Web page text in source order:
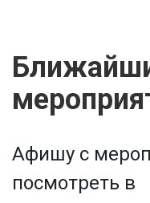
Афишу с
посмотреть в